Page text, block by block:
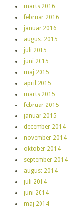
marts 2016
februar 2016
januar 2016
august 2015
juli 2015
juni 2015
maj 2015
april 2015
marts 2015
februar 2015
januar 2015
december 2014
november 2014
oktober 2014
september 2014
august 2014
juli 2014
juni 2014
maj 2014